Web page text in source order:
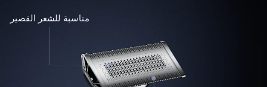
مناسبة للشعر القصير